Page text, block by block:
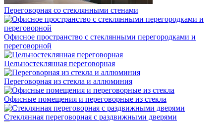
Переговорная со стеклянными стенами
Офисное пространство с стеклянными перегородками и
переговорной
Цельностеклянная переговорная
Переговорная из стекла и аллюминия
Офисные помещения и переговорные из стекла
Стеклянная переговорная с раздвижными дверями